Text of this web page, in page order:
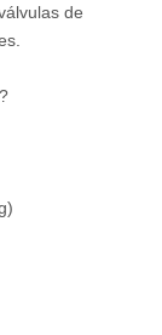
de